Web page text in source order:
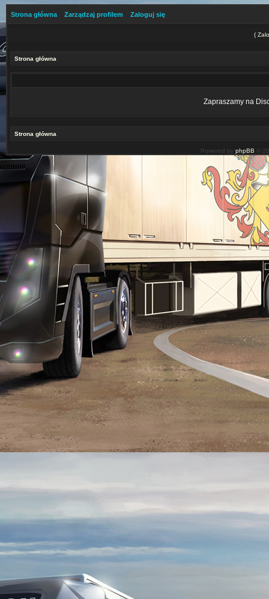
Strona główna Zarządzaj profilem Zaloguj się
(
Strona główna
Zapraszamy na
Strona główna
Powered by phpBB ©